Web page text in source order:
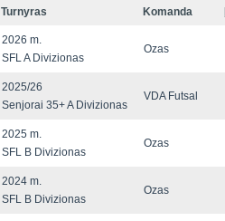
Turnyras Komanda
2026 m.
SFL A Divizionas
Ozas
2025/26
Senjorai 35+ A Divizionas
VDA Futsal
2025 m.
SFL B Divizionas
Ozas
2024 m.
SFL B Divizionas
Ozas